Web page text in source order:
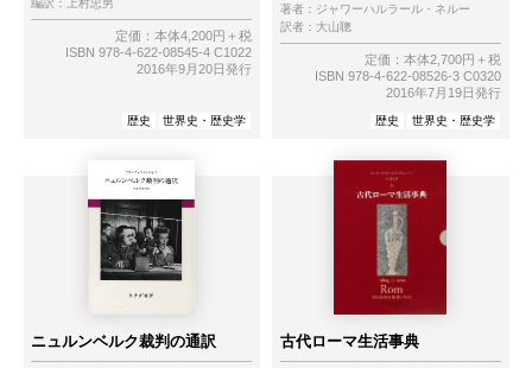
定価：本体4,200円＋税
ISBN 978-4-622-08545-4 C1022
2016年9月20日発行
歴史 世界史・歴史学
著者： ジャワーハルラール・ネルー
訳者： 大山聰
定価：本体2,700円＋税
ISBN 978-4-622-08526-3 C0320
2016年7月19日発行
歴史 世界史・歴史学
ニュルンベルク裁判の通訳 古代ローマ生活事典